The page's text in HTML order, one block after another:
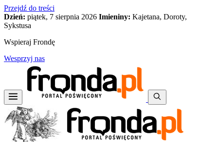
Przejdź do treści
Dzień: piątek, 7 sierpnia 2026 Imieniny: Kajetana, Doroty,
Sykstusa
Wspieraj Frondę
Wesprzyj nas